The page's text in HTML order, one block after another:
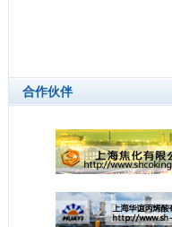
合作伙伴